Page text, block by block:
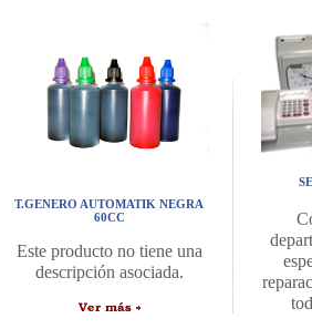
T.GENERO AUTOMATIK NEGRA
60CC
Este producto no tiene una
descripción asociada.